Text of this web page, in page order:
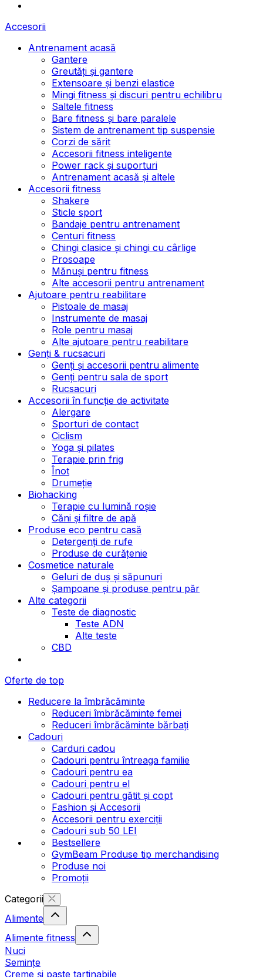
Accesorii
Antrenament acasă
Gantere
Greutăți și gantere
Extensoare și benzi elastice
Mingi fitness și discuri pentru echilibru
Saltele fitness
Bare fitness și bare paralele
Sistem de antrenament tip suspensie
Corzi de sărit
Accesorii fitness inteligente
Power rack și suporturi
Antrenament acasă și altele
Accesorii fitness
Shakere
Sticle sport
Bandaje pentru antrenament
Centuri fitness
Chingi clasice și chingi cu cârlige
Prosoape
Mănuși pentru fitness
Alte accesorii pentru antrenament
Ajutoare pentru reabilitare
Pistoale de masaj
Instrumente de masaj
Role pentru masaj
Alte ajutoare pentru reabilitare
Genți & rucsacuri
Genți și accesorii pentru alimente
Genți pentru sala de sport
Rucsacuri
Accesorii în funcție de activitate
Alergare
Sporturi de contact
Ciclism
Yoga și pilates
Terapie prin frig
Înot
Drumeție
Biohacking
Terapie cu lumină roșie
Căni și filtre de apă
Produse eco pentru casă
Detergenți de rufe
Produse de curățenie
Cosmetice naturale
Geluri de duș și săpunuri
Șampoane și produse pentru păr
Alte categorii
Teste de diagnostic
Teste ADN
Alte teste
CBD
Oferte de top
Reducere la îmbrăcăminte
Reduceri îmbrăcăminte femei
Reduceri îmbrăcăminte bărbați
Cadouri
Carduri cadou
Cadouri pentru întreaga familie
Cadouri pentru ea
Cadouri pentru el
Cadouri pentru gătit și copt
Fashion și Accesorii
Accesorii pentru exerciții
Cadouri sub 50 LEI
Bestsellere
GymBeam Produse tip merchandising
Produse noi
Promoții
Categorii
Alimente
Alimente fitness
Nuci
Semințe
Creme și paste tartinabile